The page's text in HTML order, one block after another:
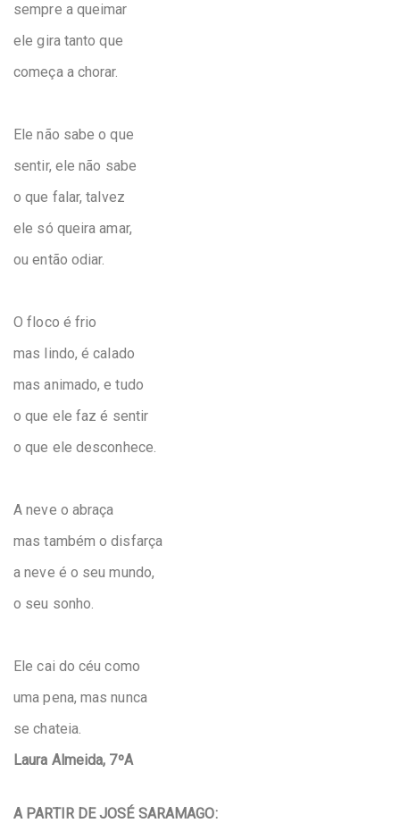
sempre a queimar
ele gira tanto que
começa a chorar.
Ele não sabe o que
sentir, ele não sabe
o que falar, talvez
ele só queira amar,
ou então odiar.
O floco é frio
mas lindo, é calado
mas animado, e tudo
o que ele faz é sentir
o que ele desconhece.
A neve o abraça
mas também o disfarça
a neve é o seu mundo,
o seu sonho.
Ele cai do céu como
uma pena, mas nunca
se chateia.
Laura Almeida, 7ºA
A PARTIR DE JOSÉ SARAMAGO: